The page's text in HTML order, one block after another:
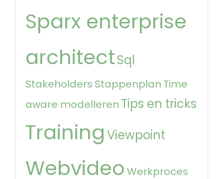
Sparx enterprise
architectSql
Stakeholders Stappenplan Time
aware modelleren Tips en tricks
Training Viewpoint
Webvideo Werkproces